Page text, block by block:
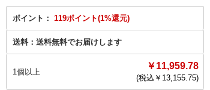
ポイント： 119ポイント(1%還元)
送料： 送料無料でお届けします
1個以上
￥11,959.78
(税込￥ 13,155.75)